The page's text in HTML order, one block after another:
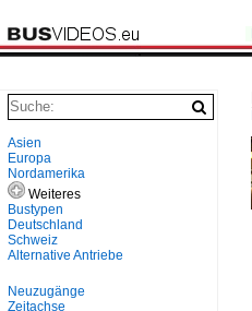
Asien
Europa
Nordamerika
Weiteres
Bustypen
Deutschland
Schweiz
Alternative Antriebe
Neuzugänge
Zeitachse